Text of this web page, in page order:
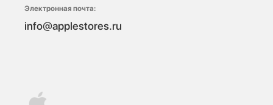
Электронная почта:
info@applestores.ru